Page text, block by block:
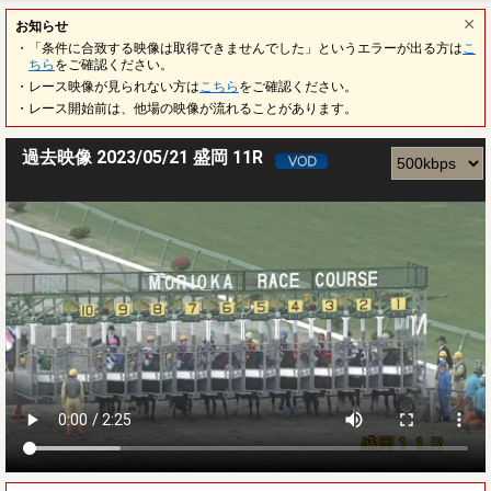
お知らせ
・「条件に合致する映像は取得できませんでした」というエラーが出る方は こ
ちら をご確認ください。
・レース映像が見られない方は こちら をご確認ください。
・レース開始前は、他場の映像が流れることがあります。
過去映像 2023/05/21 盛岡 11R